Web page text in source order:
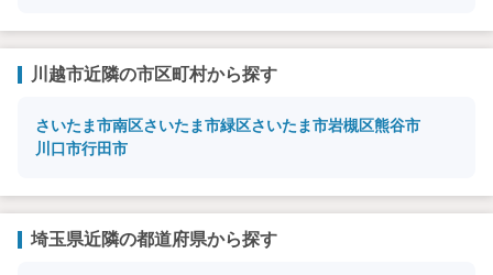
川越市近隣の市区町村から探す
さいたま市南区さいたま市緑区さいたま市岩槻区熊谷市
川口市行田市
埼玉県近隣の都道府県から探す